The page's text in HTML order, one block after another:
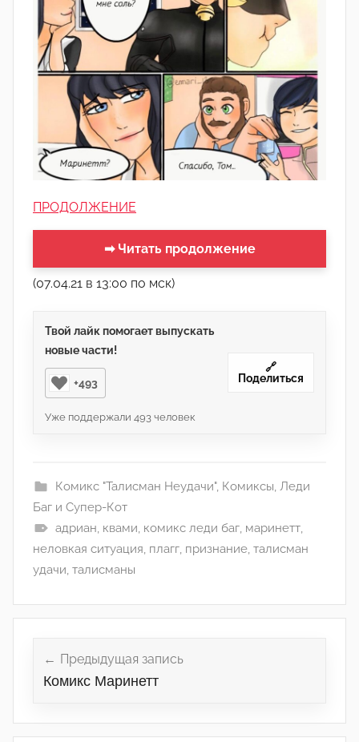
ПРОДОЛЖЕНИЕ
➡ Читать продолжение
(07.04.21 в 13:00 по мск)
Твой лайк помогает выпускать
новые части!
+493
Уже поддержали 493 человек
🔗
Поделиться
Комикс "Талисман Неудачи", Комиксы Леди
Баг и Супер-Кот
адриан квами комикс леди баг, маринетт,
неловкая ситуация плагг признание талисман
удачи талисманы
записям
Предыдущая запись
Комикс Маринетт